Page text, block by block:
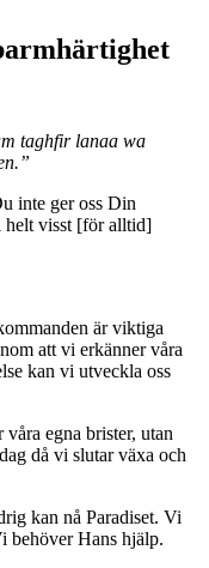
taghfir lanaa wa
inte ger oss Din
helt visst [för alltid]
är viktiga
att vi erkänner våra
kan vi utveckla oss
egna brister, utan
då vi slutar växa och
kan nå Paradiset. Vi
behöver Hans hjälp.